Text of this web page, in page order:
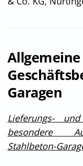
Allgemeine
Garagen
Lieferungs-
besondere
Stahlbeton-